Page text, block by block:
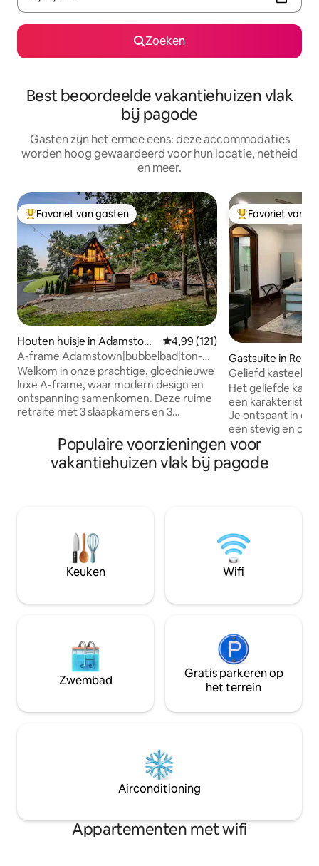
Zoeken
Best beoordeelde vakantiehuizen vlak
bij pagode
Gasten zijn het ermee eens: deze accommodaties
worden hoog gewaardeerd voor hun locatie, netheid
en meer.
Topfavoriet van gasten
Favoriet van gasten
Houten huisje in Adamstow
n
Gemiddelde beoordeling van
4,99 (121)
A-frame Adamstown|bubbelbad|ton-
sauna|EV-oplader
Welkom in onze prachtige, gloednieuwe
luxe A-frame, waar modern design en
ontspanning samenkomen. Deze ruime
retraite met 3 slaapkamers en 3
bubbelbad, een ton-sauna en een
rookvrije vuurplaats in de buitenlucht.
Ons huis ligt aan een rustige woonstraat
indeling, volledige keuken en rustige
patio. Perfect voor stellen, gezinnen en
vrienden! Boek nu en maak blijvende
herinneringen in deze unieke
Topfavoriet van
Favoriet van
Gastsuite in
Geliefd kasteel
Het geliefde
een
Je ontspant in
een stevig en
onlangs
badkamer. Onze
toegang tot je
zijn naar een
overnachting. De kamer is volledig
onafhankelijk van
Het heeft een
Populaire voorzieningen voor
vakantiehuizen vlak bij pagode
Keuken Wifi
Zwembad
Gratis parkeren op
het terrein
Airconditioning
Appartementen met wifi